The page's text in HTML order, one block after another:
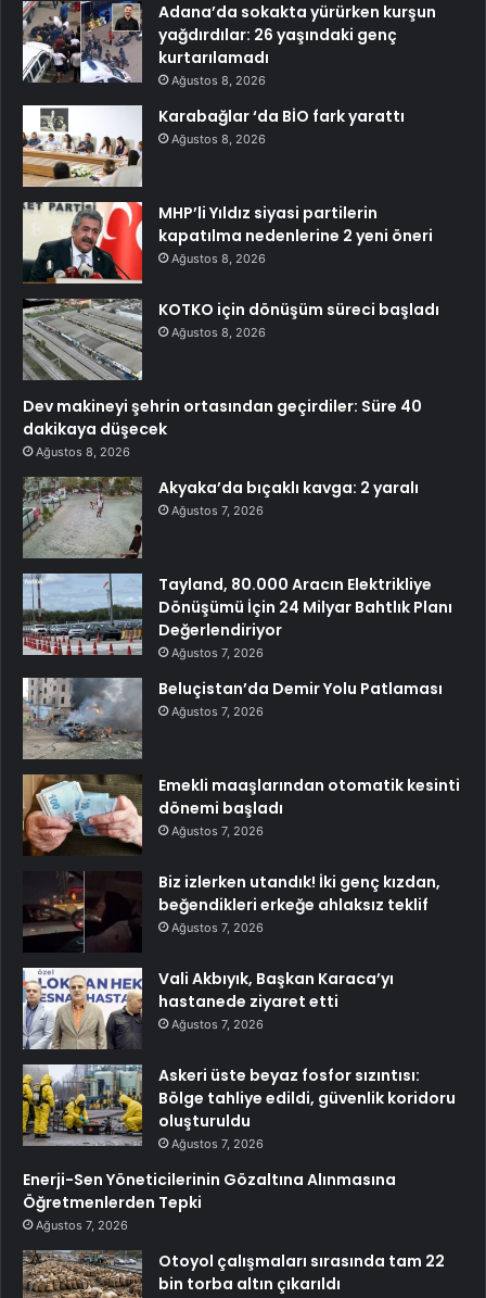
Adana’da sokakta yürürken kurşun
yağdırdılar: 26 yaşındaki genç
kurtarılamadı
Ağustos 8, 2026
Karabağlar ‘da BİO fark yarattı
Ağustos 8, 2026
MHP’li Yıldız siyasi partilerin
kapatılma nedenlerine 2 yeni öneri
Ağustos 8, 2026
KOTKO için dönüşüm süreci başladı
Ağustos 8, 2026
Dev makineyi şehrin ortasından geçirdiler: Süre 40
dakikaya düşecek
Ağustos 8, 2026
Akyaka’da bıçaklı kavga: 2 yaralı
Ağustos 7, 2026
Tayland, 80.000 Aracın Elektrikliye
Dönüşümü İçin 24 Milyar Bahtlık Planı
Değerlendiriyor
Ağustos 7, 2026
Beluçistan’da Demir Yolu Patlaması
Ağustos 7, 2026
Emekli maaşlarından otomatik kesinti
dönemi başladı
Ağustos 7, 2026
Biz izlerken utandık! İki genç kızdan,
beğendikleri erkeğe ahlaksız teklif
Ağustos 7, 2026
Vali Akbıyık, Başkan Karaca’yı
hastanede ziyaret etti
Ağustos 7, 2026
Askeri üste beyaz fosfor sızıntısı:
Bölge tahliye edildi, güvenlik koridoru
oluşturuldu
Ağustos 7, 2026
Enerji-Sen Yöneticilerinin Gözaltına Alınmasına
Öğretmenlerden Tepki
Ağustos 7, 2026
Otoyol çalışmaları sırasında tam 22
bin torba altın çıkarıldı